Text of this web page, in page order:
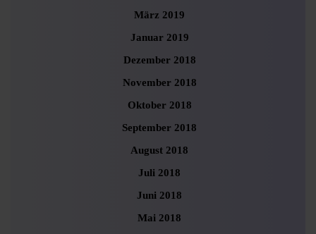
März 2019
Januar 2019
Dezember 2018
November 2018
Oktober 2018
September 2018
August 2018
Juli 2018
Juni 2018
Mai 2018